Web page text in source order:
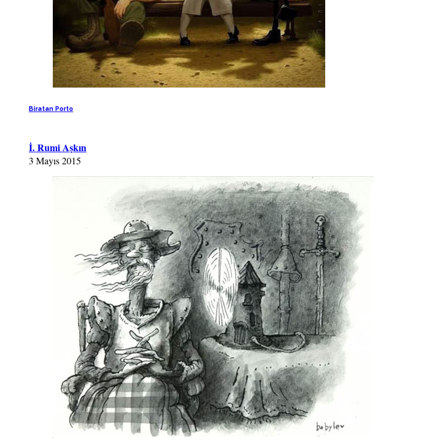
Biratan Porto
İ. Rumi Aşkın
3 Mayıs 2015